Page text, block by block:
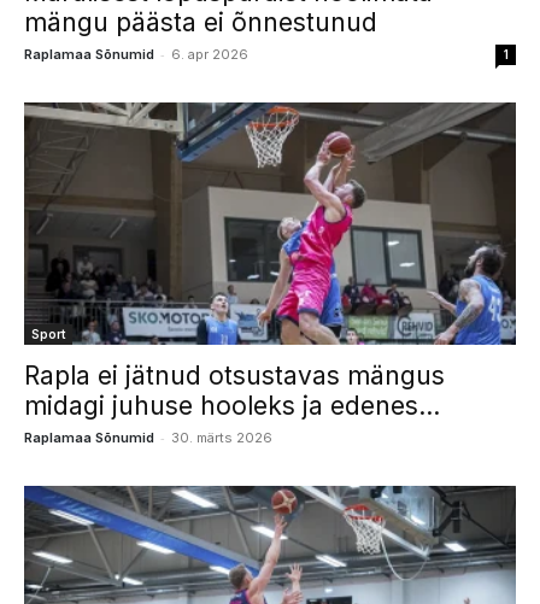
mängu päästa ei õnnestunud
Raplamaa Sõnumid - 6. apr 2026 1
Sport
Rapla ei jätnud otsustavas mängus
midagi juhuse hooleks ja edenes...
Raplamaa Sõnumid - 30. märts 2026